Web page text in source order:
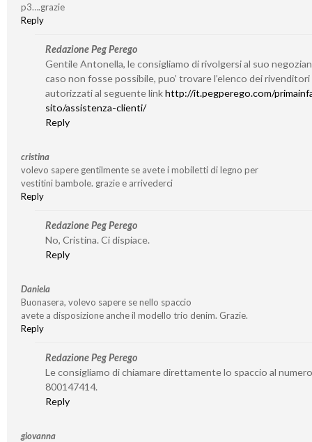
p3….grazie
Reply
Redazione Peg Perego
Gentile Antonella, le consigliamo di rivolgersi al suo
caso non fosse possibile, puo’ trovare l’elenco dei rivenditori
autorizzati al seguente linkhttp://it.pegperego.com/
sito/assistenza-clienti/
Reply
cristina
volevo sapere gentilmente se avete i mobiletti di legno per
vestitini bambole. grazie e arrivederci
Reply
Redazione Peg Perego
No, Cristina. Ci dispiace.
Reply
Daniela
Buonasera, volevo sapere se nello spaccio
avete a disposizione anche il modello trio denim. Grazie.
Reply
Redazione Peg Perego
Le consigliamo di chiamare direttamente lo spaccio al
800147414.
Reply
giovanna